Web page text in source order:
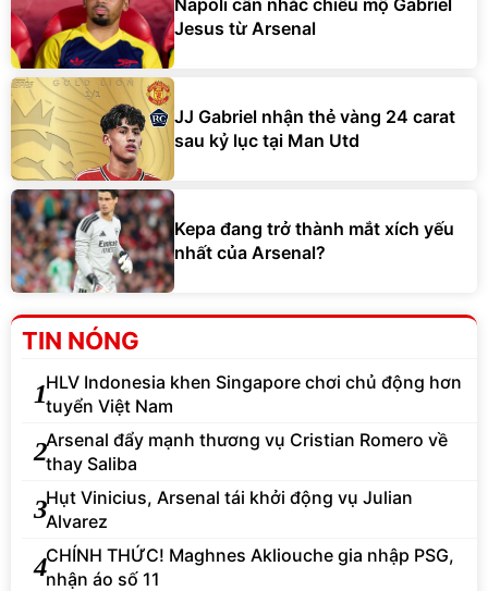
Napoli cân nhắc chiêu mộ Gabriel
Jesus từ Arsenal
JJ Gabriel nhận thẻ vàng 24 carat
sau kỷ lục tại Man Utd
Kepa đang trở thành mắt xích yếu
nhất của Arsenal?
TIN NÓNG
1HLV Indonesia khen Singapore chơi chủ động hơn
tuyển Việt Nam
2Arsenal đẩy mạnh thương vụ Cristian Romero về
thay Saliba
3Hụt Vinicius, Arsenal tái khởi động vụ Julian
Alvarez
4CHÍNH THỨC! Maghnes Akliouche gia nhập PSG,
nhận áo số 11